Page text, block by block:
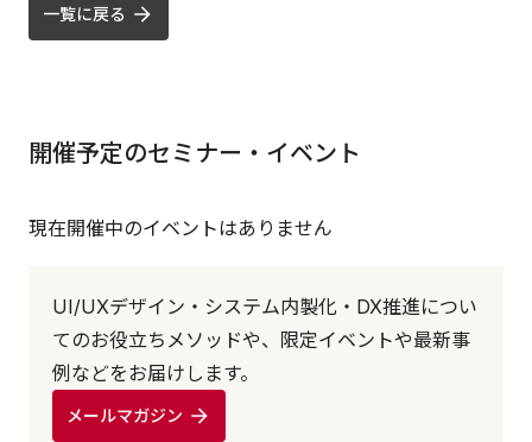
一覧に戻る
開催予定のセミナー・イベント
現在開催中のイベントはありません
UI/UXデザイン・システム内製化・DX推進につい
てのお役立ちメソッドや、限定イベントや最新事
例などをお届けします。
メールマガジン